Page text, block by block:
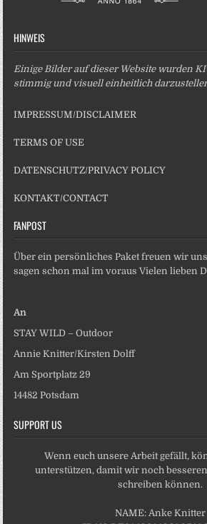
HINWEIS
Einige Bilder auf dieser Website wurden
stimmig und visuell einheitlich
IMPRESSUM/DISCLAIMER
TERMS OF USE
DATENSCHUTZ/PRIVACY POLICY
KONTAKT/CONTACT
FANPOST
Über ein persönliches Paket freuen wir
sagen schon mal im voraus Vielen lieben
An
STAY WILD – Outdoor
Annie Knitter/Kirsten Dolff
Am Sportplatz 29
14482 Potsdam
SUPPORT US
Wenn euch unsere Arbeit gefällt,
unterstützen, damit wir noch
schreiben können.
NAME: Anke Knitter